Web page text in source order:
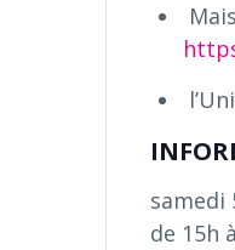
samedi
de 15h